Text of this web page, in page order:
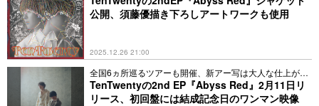
公開、須藤優描き下ろしアートワークも使用
2025.12.26 21:00
全国6ヵ所巡るツアーも開催、新アー写は大人な仕上がり
に
TenTwentyの2nd EP『Abyss Red』2月11日リ
リース、初回盤には結成記念日のワンマン映像